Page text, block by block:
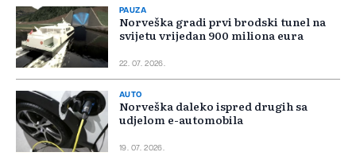
PAUZA
Norveška gradi prvi brodski tunel na
svijetu vrijedan 900 miliona eura
22. 07. 2026.
AUTO
Norveška daleko ispred drugih sa
udjelom e-automobila
19. 07. 2026.